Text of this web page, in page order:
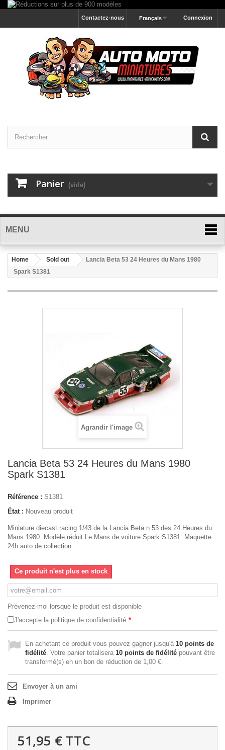
Connexion
Français
Contactez-nous
Panier (vide)
MENU
Home Sold out
Lancia Beta 53 24 Heures du Mans 1980
Spark S1381
Agrandir l'image
Lancia Beta 53 24 Heures du Mans 1980
Spark S1381
Référence : S1381
État : Nouveau produit
Miniature diecast racing 1/43 de la Lancia Beta n 53 des 24 Heures du
Mans 1980. Modèle réduit Le Mans de voiture Spark S1381. Maquette
24h auto de collection.
Ce produit n'est plus en stock
Prévenez-moi lorsque le produit est disponible
J'accepte la politique de confidentialité *
En achetant ce produit vous pouvez gagner jusqu'à 10 points de
fidélité. Votre panier totalisera 10 points de fidélité pouvant être
transformé(s) en un bon de réduction de 1,00 €.
Envoyer à un ami
Imprimer
51,95 € TTC